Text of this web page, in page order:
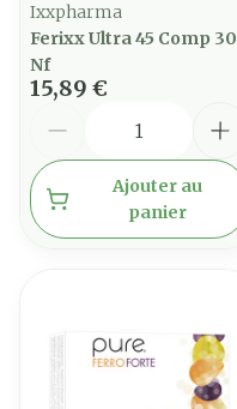
Ixxpharma
Ferixx Ultra 45 Comp 30
Nf
15,89 €
Ajouter au
panier